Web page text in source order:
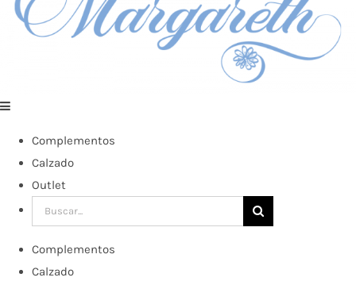
Complementos
Calzado
Outlet
Buscar:
Complementos
Calzado